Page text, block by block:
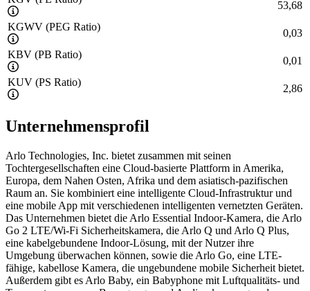
53,68
KGWV (PEG Ratio)
0,03
KBV (PB Ratio)
0,01
KUV (PS Ratio)
2,86
Unternehmensprofil
Arlo Technologies, Inc. bietet zusammen mit seinen
Tochtergesellschaften eine Cloud-basierte Plattform in Amerika,
Europa, dem Nahen Osten, Afrika und dem asiatisch-pazifischen
Raum an. Sie kombiniert eine intelligente Cloud-Infrastruktur und
eine mobile App mit verschiedenen intelligenten vernetzten Geräten.
Das Unternehmen bietet die Arlo Essential Indoor-Kamera, die Arlo
Go 2 LTE/Wi-Fi Sicherheitskamera, die Arlo Q und Arlo Q Plus,
eine kabelgebundene Indoor-Lösung, mit der Nutzer ihre
Umgebung überwachen können, sowie die Arlo Go, eine LTE-
fähige, kabellose Kamera, die ungebundene mobile Sicherheit bietet.
Außerdem gibt es Arlo Baby, ein Babyphone mit Luftqualitäts- und